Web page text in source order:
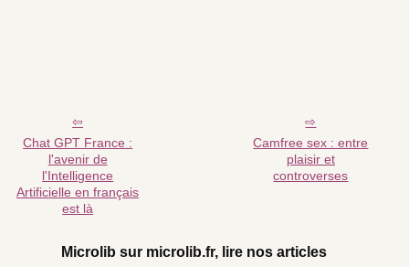
Chat GPT France :
l'avenir de
l'Intelligence
Artificielle en français
est là
Camfree sex : entre
plaisir et
controverses
Microlib sur microlib.fr, lire nos articles